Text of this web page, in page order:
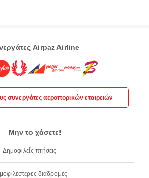
Airpaz Airline
συνεργάτες αεροπορικών εταιρειών
Μην το χάσετε!
Δημοφιλείς πτήσεις
διαδρομές